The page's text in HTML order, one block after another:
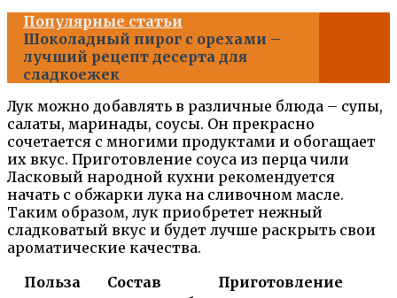
Популярные статьи
Шоколадный пирог с орехами –
лучший рецепт десерта для
сладкоежек
Лук можно добавлять в различные блюда – супы,
салаты, маринады, соусы. Он прекрасно
сочетается с многими продуктами и обогащает
их вкус. Приготовление соуса из перца чили
Ласковый народной кухни рекомендуется
начать с обжарки лука на сливочном масле.
Таким образом, лук приобретет нежный
сладковатый вкус и будет лучше раскрыть свои
ароматические качества.
Польза
Состав
Приготовление